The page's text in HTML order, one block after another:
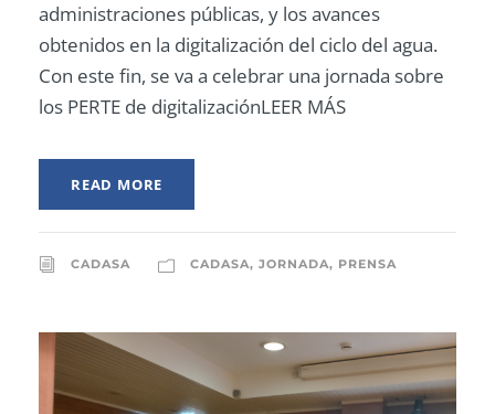
administraciones públicas, y los avances
obtenidos en la digitalización del ciclo del agua.
Con este fin, se va a celebrar una jornada sobre
los PERTE de digitalizaciónLEER MÁS
READ MORE
CADASA CADASA, JORNADA, PRENSA